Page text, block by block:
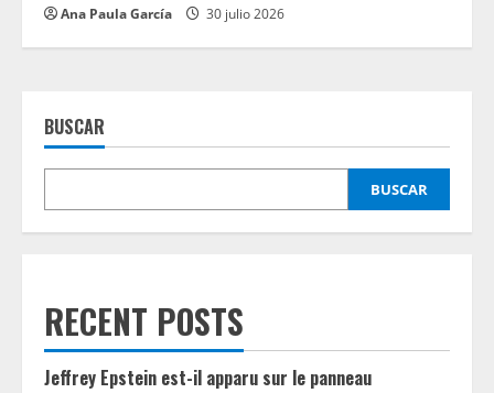
Ana Paula García 30 julio 2026
BUSCAR
BUSCAR
RECENT POSTS
Jeffrey Epstein est-il apparu sur le panneau